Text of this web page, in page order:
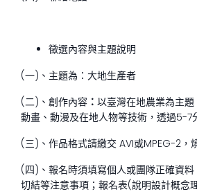
徵選內容與主題說明
(一)、主題為：大地生產者
(二)、創作內容 ： 以臺灣在地農業為主題
動畫、動漫及在地人物等技術，透過5-7
(三)、作品格式請繳交 AVI或MPEG-2，
(四)、報名時須填寫個人或團隊正確資
切結等注意事項；報名表(說明設計概念